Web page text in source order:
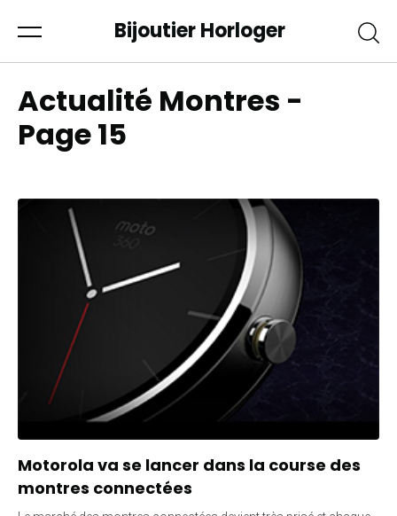
Bijoutier Horloger
Actualité Montres -
Page 15
Motorola va se lancer dans la course des
montres connectées